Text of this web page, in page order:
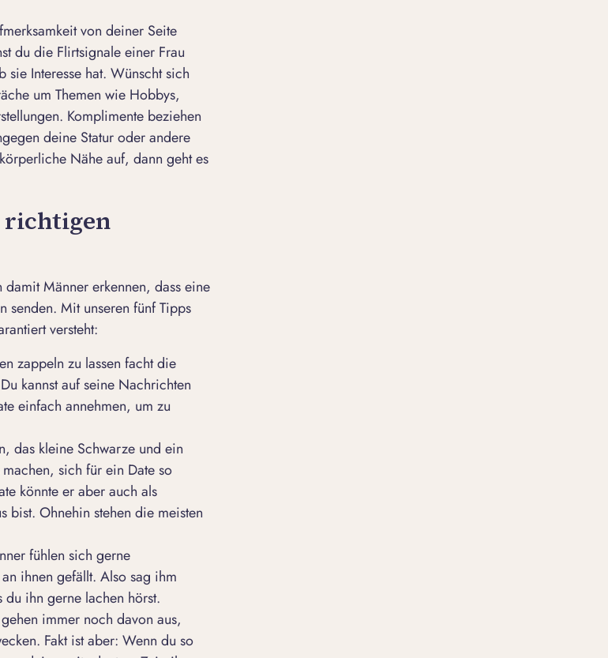
von deiner Seite
du die Flirtsignale einer Frau
sie Interesse hat. Wünscht sich
um Themen wie Hobbys,
Komplimente beziehen
deine Statur oder andere
Nähe auf, dann geht es
richtigen
Männer erkennen, dass eine
senden. Mit unseren fünf Tipps
versteht:
zappeln zu lassen facht die
kannst auf seine Nachrichten
einfach annehmen, um zu
das kleine Schwarze und ein
sich für ein Date so
könnte er aber auch als
bist. Ohnehin stehen die meisten
fühlen sich gerne
ihnen gefällt. Also sag ihm
ihn gerne lachen hörst.
immer noch davon aus,
Fakt ist aber: Wenn du so